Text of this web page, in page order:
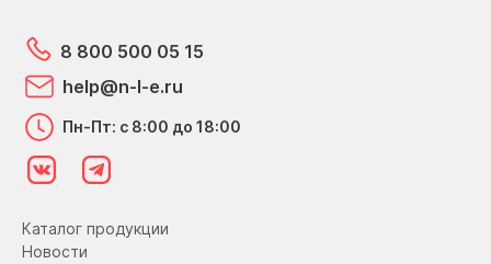
Каталог продукции
Новости
8 800 500 05 15
help@n-l-e.ru
Пн-Пт: с 8:00 до 18:00